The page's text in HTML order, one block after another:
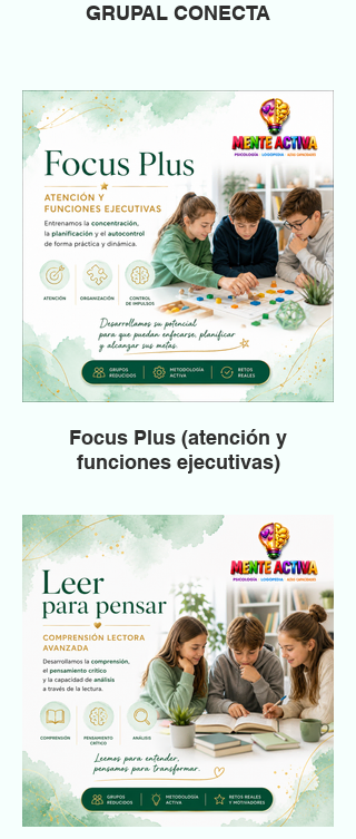
GRUPAL CONECTA
Focus Plus (atención y
funciones ejecutivas)